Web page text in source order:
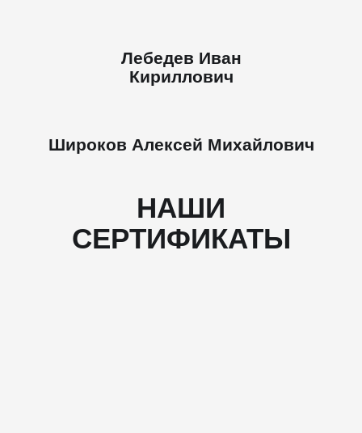
Лебедев Иван
Кириллович
Широков Алексей Михайлович
НАШИ
СЕРТИФИКАТЫ